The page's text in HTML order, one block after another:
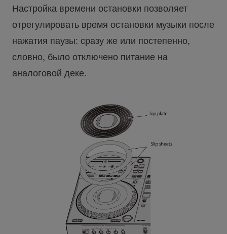
Настройка времени остановки позволяет
отрегулировать время остановки музыки после
нажатия паузы: сразу же или постепенно,
словно, было отключено питание на
аналоговой деке.